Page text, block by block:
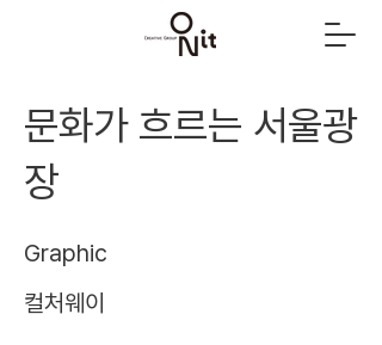
문화가 흐르는 서울광
장
Graphic
컬처웨이